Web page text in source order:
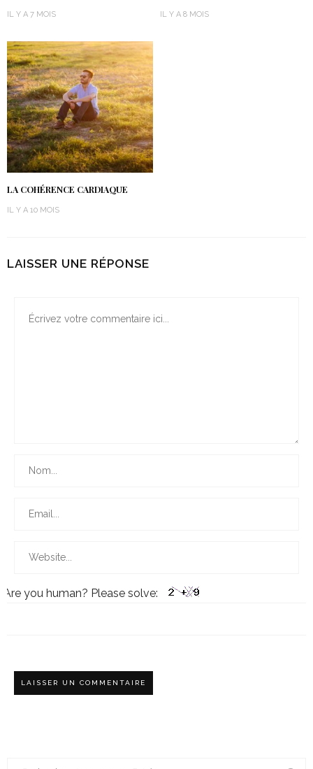
IL Y A 7 MOIS IL Y A 8 MOIS
LA COHÉRENCE CARDIAQUE
IL Y A 10 MOIS
LAISSER UNE RÉPONSE
Are you human? Please solve: